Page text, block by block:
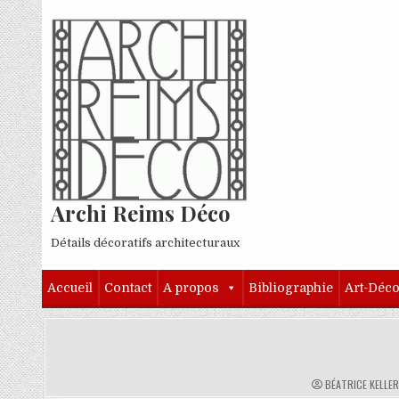
Skip to content
Archi Reims Déco
Détails décoratifs architecturaux
Accueil Contact A propos Bibliographie Art-Déco
AUTHOR:
BÉATRICE KELLER